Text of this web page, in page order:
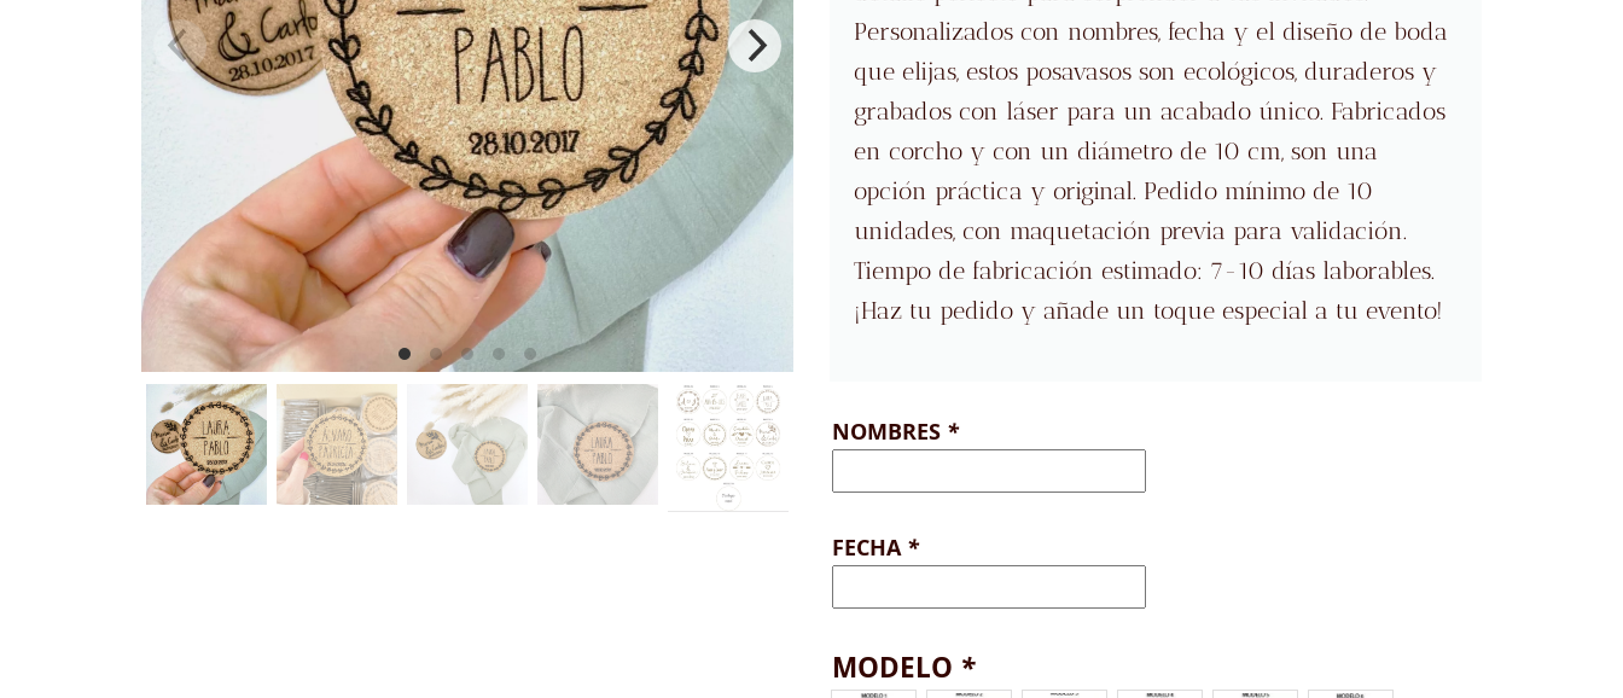
Personalizados con nombres, fecha y el diseño de boda
que elijas, estos posavasos son ecológicos, duraderos y
grabados con láser para un acabado único. Fabricados
en corcho y con un diámetro de 10 cm, son una
opción práctica y original. Pedido mínimo de 10
unidades, con maquetación previa para validación.
Tiempo de fabricación estimado: 7-10 días laborables.
¡Haz tu pedido y añade un toque especial a tu evento!
NOMBRES *
FECHA *
MODELO *